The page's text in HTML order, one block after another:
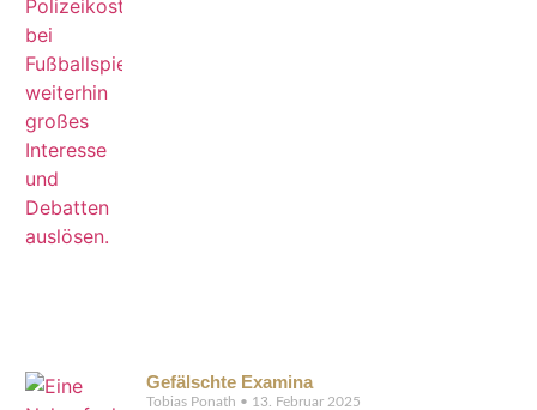
Gefälschte Examina
Tobias Ponath 13. Februar 2025